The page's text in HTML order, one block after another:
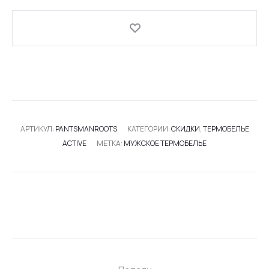
АРТИКУЛ: PANTSMANROOTS КАТЕГОРИИ:СКИДКИ,ТЕРМОБЕЛЬЕ
ACTIVE
МЕТКА: МУЖСКОЕ ТЕРМОБЕЛЬЕ